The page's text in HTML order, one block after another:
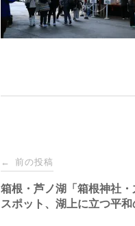
投
稿
← 前の投稿
箱根・芦ノ湖「箱根神社
スポット、湖上に立つ平